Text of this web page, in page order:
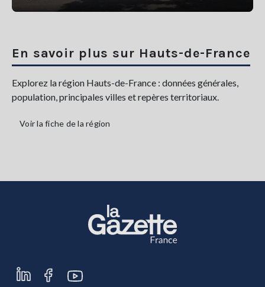
En savoir plus sur Hauts-de-France
Explorez la région Hauts-de-France : données générales,
population, principales villes et repères territoriaux.
Voir la fiche de la région